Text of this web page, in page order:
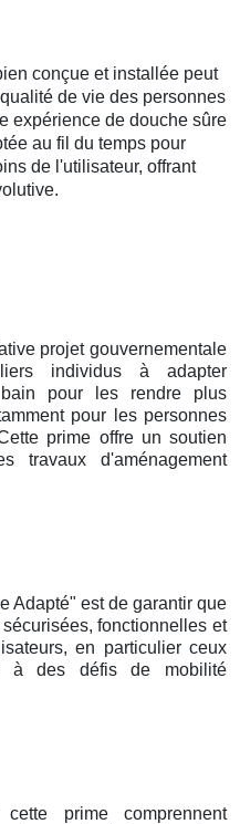
conçue et installée peut
de vie des personnes
expérience de douche sûre
au fil du temps pour
de l'utilisateur, offrant
projet gouvernementale
individus à adapter
pour les rendre plus
pour les personnes
prime offre un soutien
travaux d'aménagement
Adapté" est de garantir que
fonctionnelles et
en particulier ceux
à des défis de mobilité
prime comprennent